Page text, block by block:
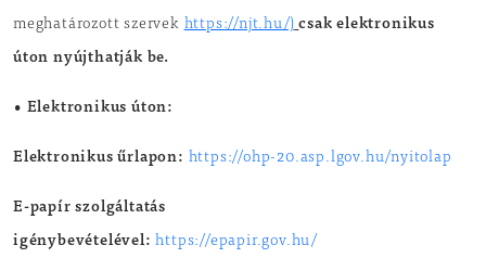
meghatározott szervek https://njt.hu/) csak elektronikus
úton nyújthatják be.
• Elektronikus úton:
Elektronikus űrlapon: https://ohp-20.asp.lgov.hu/nyitolap
E-papír szolgáltatás
igénybevételével: https://epapir.gov.hu/